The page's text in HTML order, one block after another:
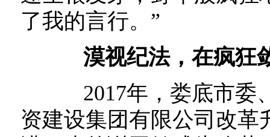
了我的言行。”
漠视纪法，在疯狂
2017年，娄底市委
资建设集团有限公司改